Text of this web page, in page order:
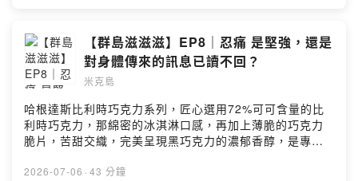
接上線，那就一起成為流動的群島吧——滋滋滋⚡滋滋滋
⚡Powered by Firstory Hosting
又想告訴我什麼？--------------------------------------------
-------------------每個人都是一座小島，有自己的天氣、節
奏，還有獨特的生態系和生命力。三座小島，開始有了交
會，甚至有時候，會突然連上線——滋滋滋⚡滋滋滋⚡這是
一份給小島們的邀請，這裡沒有標準答案，我們聊聊關於
身體的感覺、情緒的起伏，還有生活裡那些卡住、卻又很
真實的片刻。也許，你會在某一段對話裡，剛好，和我們
接上線，那就一起成為流動的群島吧——滋滋滋⚡滋滋滋
⚡Powered by Firstory Hosting
【群島滋滋滋】EP8｜忍痛 是堅強，還是
對身體傳來的訊息已讀不回？
米克島
哈根達斯比利時巧克力系列，匠心選用72%可可含量的比
利時巧克力，那綿密的冰淇淋口感，再加上薄脆的巧克力
脆片，苦甜交織，完美呈現黑巧克力的濃郁香醇，是專屬
以上為 Firstory Podcast 廣告 ——有人從小很會忍痛，
2026-07-06 · 43 分鐘